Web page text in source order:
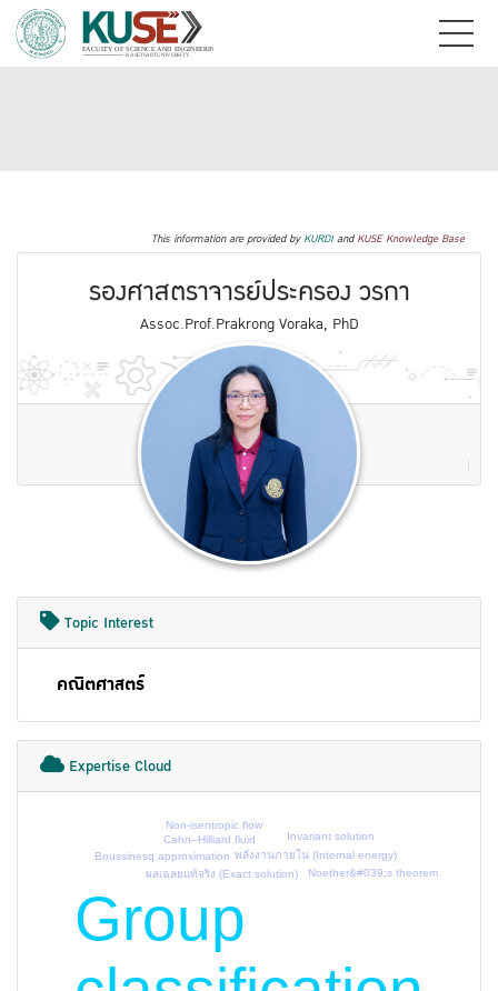
This information are provided byKURDIandKUSE Knowledge Base
รองศาสตราจารย์ประครอง วรกา
Assoc.Prof.Prakrong Voraka, PhD
Topic Interest
คณิตศาสตร์
Expertise Cloud
Group
ผลเฉลยแท้จริง (Exact solution)
พลังงานภายใน (Internal energy)
Boussinesq approximation
Cahn–Hilliard fluid Invariant solution
Noether&#039;s theorem
Non-isentropic flow